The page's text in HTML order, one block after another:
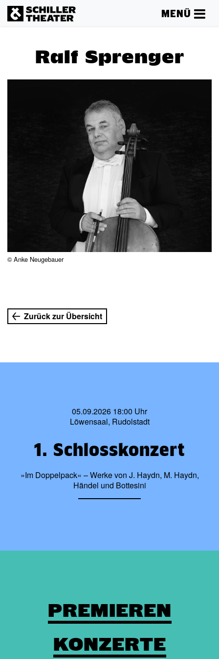
MENÜ
Ralf Sprenger
© Anke Neugebauer
Zurück zur Übersicht
05.09.2026 18:00 Uhr
Löwensaal, Rudolstadt
1. Schlosskonzert
»Im Doppelpack« – Werke von J. Haydn, M. Haydn,
Händel und Bottesini
PREMIEREN
KONZERTE